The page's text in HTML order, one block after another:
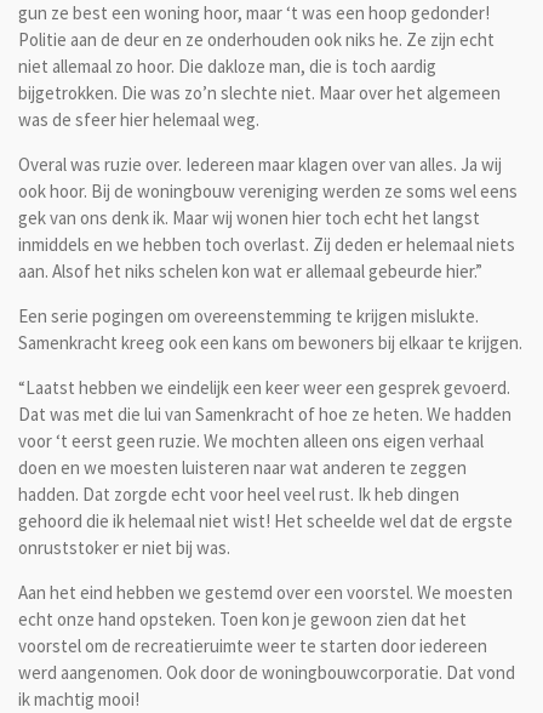
gun ze best een woning hoor, maar ‘t was een hoop gedonder!
Politie aan de deur en ze onderhouden ook niks he. Ze zijn echt
niet allemaal zo hoor. Die dakloze man, die is toch aardig
bijgetrokken. Die was zo’n slechte niet. Maar over het algemeen
was de sfeer hier helemaal weg.
Overal was ruzie over. Iedereen maar klagen over van alles. Ja wij
ook hoor. Bij de woningbouw vereniging werden ze soms wel eens
gek van ons denk ik. Maar wij wonen hier toch echt het langst
inmiddels en we hebben toch overlast. Zij deden er helemaal niets
aan. Alsof het niks schelen kon wat er allemaal gebeurde hier.”
Een serie pogingen om overeenstemming te krijgen mislukte.
Samenkracht kreeg ook een kans om bewoners bij elkaar te krijgen.
“Laatst hebben we eindelijk een keer weer een gesprek gevoerd.
Dat was met die lui van Samenkracht of hoe ze heten. We hadden
voor ‘t eerst geen ruzie. We mochten alleen ons eigen verhaal
doen en we moesten luisteren naar wat anderen te zeggen
hadden. Dat zorgde echt voor heel veel rust. Ik heb dingen
gehoord die ik helemaal niet wist! Het scheelde wel dat de ergste
onruststoker er niet bij was.
Aan het eind hebben we gestemd over een voorstel. We moesten
echt onze hand opsteken. Toen kon je gewoon zien dat het
voorstel om de recreatieruimte weer te starten door iedereen
werd aangenomen. Ook door de woningbouwcorporatie. Dat vond
ik machtig mooi!